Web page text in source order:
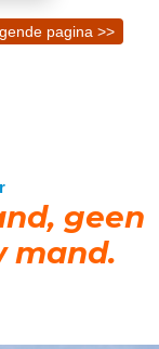
pagina >>
geen
mand.